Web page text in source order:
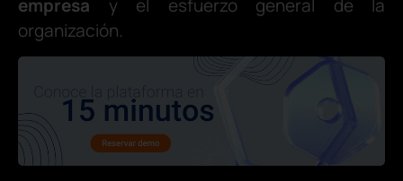
empresa y el esfuerzo general de la
organización.